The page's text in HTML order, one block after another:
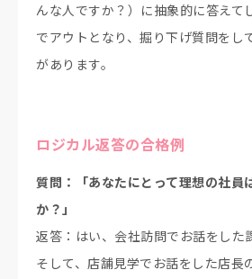
んな人ですか？）に抽象的に答えて
でアウトとなり、掘り下げ質問をし
があります。
ロジカル返答の合格例
質問：「あなたにとって理想の社員
か？」
返答：はい、会社訪問でお話をした
そして、店舗見学でお話をした店長